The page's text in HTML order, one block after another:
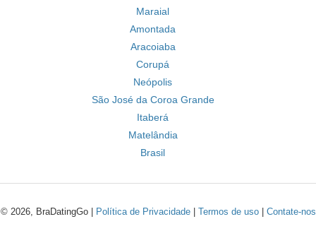
Maraial
Amontada
Aracoiaba
Corupá
Neópolis
São José da Coroa Grande
Itaberá
Matelândia
Brasil
© 2026, BraDatingGo | Política de Privacidade| Termos de uso| Contate-nos